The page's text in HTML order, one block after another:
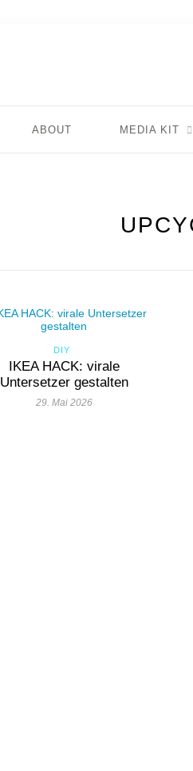
ABOUT MEDIA KIT
DIY
IKEA HACK: virale
Untersetzer gestalten
29. Mai 2026